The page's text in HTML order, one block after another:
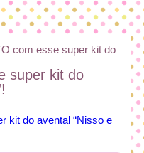
com esse super kit do
super kit do